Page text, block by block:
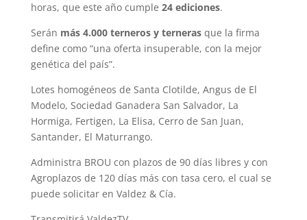
horas, que este año cumple 24 ediciones.
Serán más 4.000 terneros y ternerasque la firma
define como “una oferta insuperable, con la mejor
genética del país”.
Lotes homogéneos de Santa Clotilde, Angus de El
Modelo, Sociedad Ganadera San Salvador, La
Hormiga, Fertigen, La Elisa, Cerro de San Juan,
Santander, El Maturrango.
Administra BROU con plazos de 90 días libres y con
Agroplazos de 120 días más con tasa cero, el cual se
puede solicitar en Valdez & Cía.